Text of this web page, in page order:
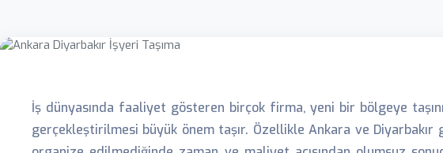
İş dünyasında faaliyet gösteren birçok firma, yeni bir bölgeye
gerçekleştirilmesi büyük önem taşır. Özellikle Ankara ve